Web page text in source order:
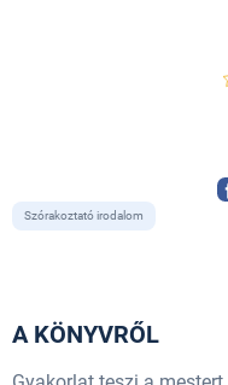
Szórakoztató irodalom
A KÖNYVRŐL